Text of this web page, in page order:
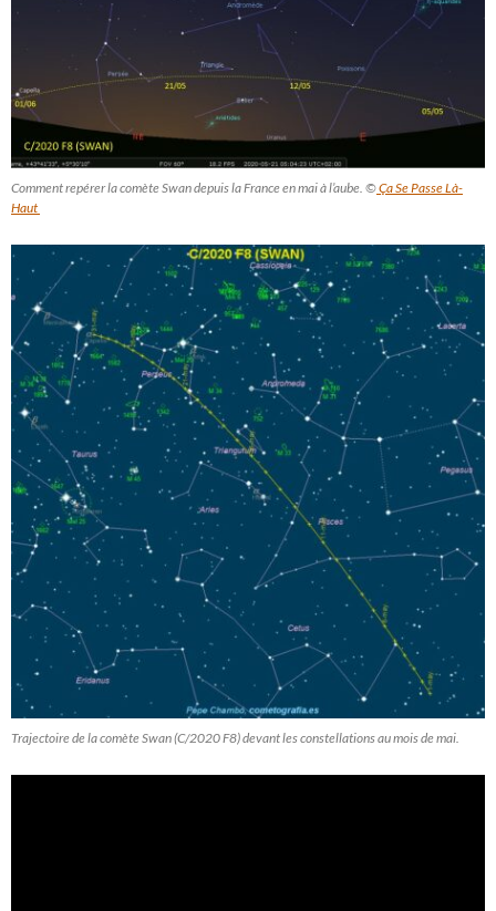
Comment repérer la comète Swan depuis la France en mai à l’aube. ©Ça Se Passe Là-
Haut
Trajectoire de la comète Swan (C/2020 F8) devant les constellations au mois de mai.